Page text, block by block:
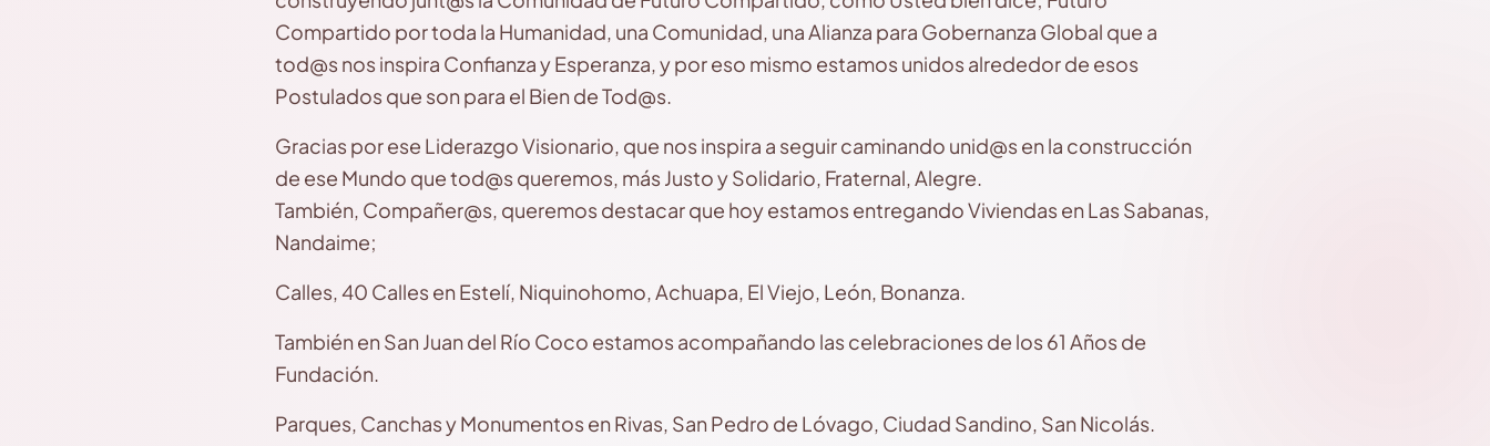
Compartido por toda la Humanidad, una Comunidad, una Alianza para Gobernanza Global que a
tod@s nos inspira Confianza y Esperanza, y por eso mismo estamos unidos alrededor de esos
Postulados que son para el Bien de Tod@s.
Gracias por ese Liderazgo Visionario, que nos inspira a seguir caminando unid@s en la construcción
de ese Mundo que tod@s queremos, más Justo y Solidario, Fraternal, Alegre.
También, Compañer@s, queremos destacar que hoy estamos entregando Viviendas en Las Sabanas,
Nandaime;
Calles, 40 Calles en Estelí, Niquinohomo, Achuapa, El Viejo, León, Bonanza.
También en San Juan del Río Coco estamos acompañando las celebraciones de los 61 Años de
Fundación.
Parques, Canchas y Monumentos en Rivas, San Pedro de Lóvago, Ciudad Sandino, San Nicolás.